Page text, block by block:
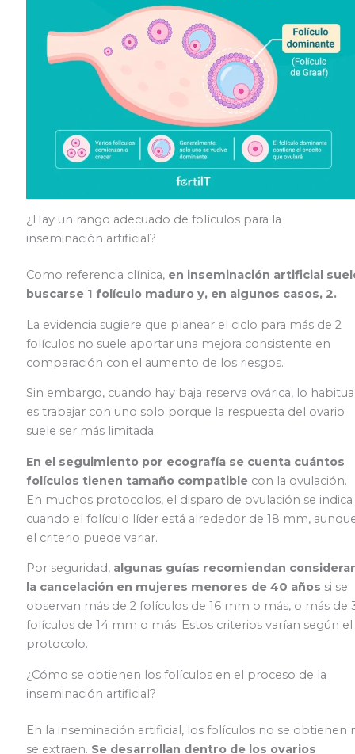
¿Hay un rango adecuado de folículos para la
inseminación artificial?
Como referencia clínica,en inseminación artificial
buscarse 1 folículo maduro y, en algunos casos, 2.
La evidencia sugiere que planear el ciclo para más de 2
folículos no suele aportar una mejora consistente en
comparación con el aumento de los riesgos.
Sin embargo, cuando hay baja reserva ovárica, lo
es trabajar con uno solo porque la respuesta del ovario
suele ser más limitada.
En el seguimiento por ecografía se cuenta cuántos
folículos tienen tamaño compatiblecon la ovulación.
En muchos protocolos, el disparo de ovulación se indica
cuando el folículo líder está alrededor de 18 mm,
el criterio puede variar.
Por seguridad, algunas guías recomiendan considerar
la cancelación en mujeres menores de 40 años si se
observan más de 2 folículos de 16 mm o más, o más de
folículos de 14 mm o más. Estos criterios varían según el
protocolo.
¿Cómo se obtienen los folículos en el proceso de la
inseminación artificial?
En la inseminación artificial, los folículos no se obtienen
se extraen. Se desarrollan dentro de los ovarios